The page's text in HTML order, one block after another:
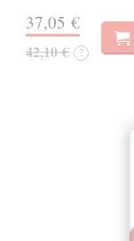
37,05 €
42,10 € ?